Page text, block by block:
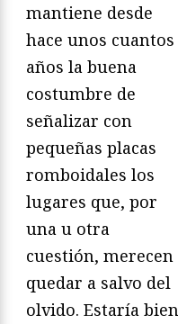
mantiene desde
hace unos cuantos
años la buena
costumbre de
señalizar con
pequeñas placas
romboidales los
lugares que, por
una u otra
cuestión, merecen
quedar a salvo del
olvido. Estaría bien